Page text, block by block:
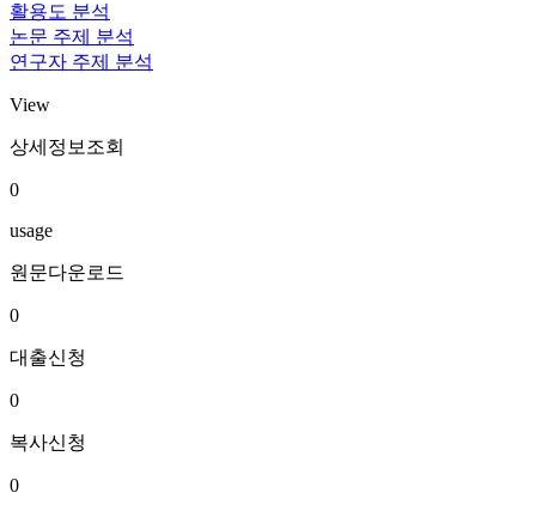
활용도 분석
논문 주제 분석
연구자 주제 분석
View
상세정보조회
0
usage
원문다운로드
0
대출신청
0
복사신청
0